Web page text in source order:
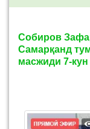
Собиров
Самарқанд
масжиди 7-кун